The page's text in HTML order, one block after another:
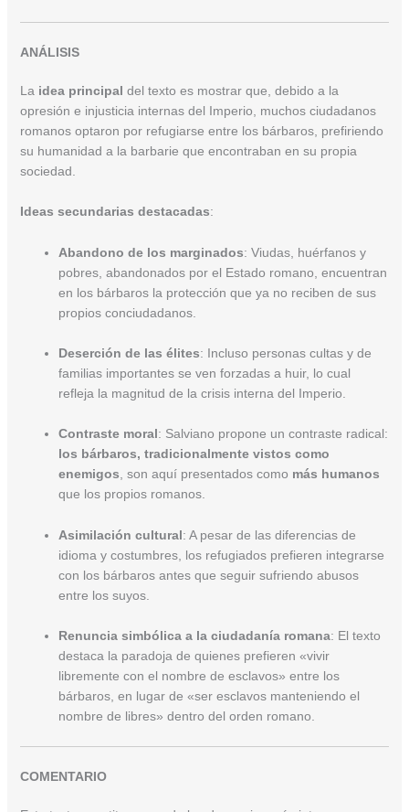
ANÁLISIS
La idea principal del texto es mostrar que, debido a la
opresión e injusticia internas del Imperio, muchos ciudadanos
romanos optaron por refugiarse entre los bárbaros, prefiriendo
su humanidad a la barbarie que encontraban en su propia
sociedad.
Ideas secundarias destacadas:
Abandono de los marginados: Viudas, huérfanos y
pobres, abandonados por el Estado romano, encuentran
en los bárbaros la protección que ya no reciben de sus
propios conciudadanos.
Deserción de las élites: Incluso personas cultas y de
familias importantes se ven forzadas a huir, lo cual
refleja la magnitud de la crisis interna del Imperio.
Contraste moral: Salviano propone un contraste radical:
los bárbaros, tradicionalmente vistos como
enemigos, son aquí presentados como más humanos
que los propios romanos.
Asimilación cultural: A pesar de las diferencias de
idioma y costumbres, los refugiados prefieren integrarse
con los bárbaros antes que seguir sufriendo abusos
entre los suyos.
Renuncia simbólica a la ciudadanía romana: El texto
destaca la paradoja de quienes prefieren «vivir
libremente con el nombre de esclavos» entre los
bárbaros, en lugar de «ser esclavos manteniendo el
nombre de libres» dentro del orden romano.
COMENTARIO